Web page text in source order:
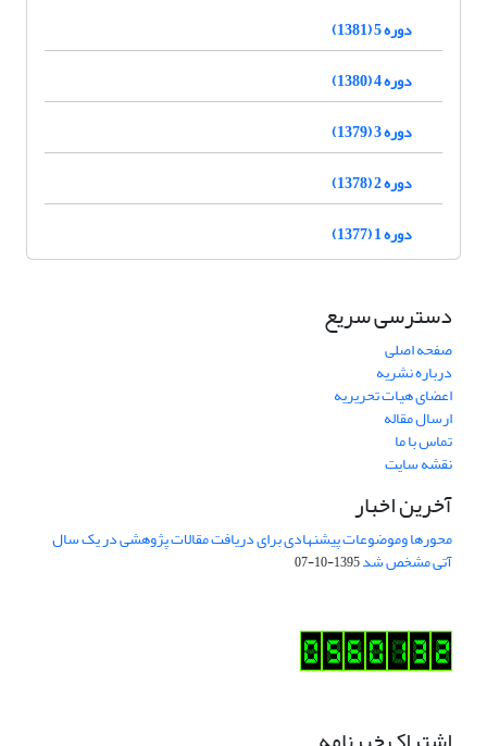
دوره 5 (1381)
دوره 4 (1380)
دوره 3 (1379)
دوره 2 (1378)
دوره 1 (1377)
دسترسی سریع
صفحه اصلی
درباره نشریه
اعضای هیات تحریریه
ارسال مقاله
تماس با ما
نقشه سایت
آخرین اخبار
محورها وموضوعات پیشنهادی برای دریافت مقالات پژوهشی در یک سال
آتی مشخص شد1395-10-07